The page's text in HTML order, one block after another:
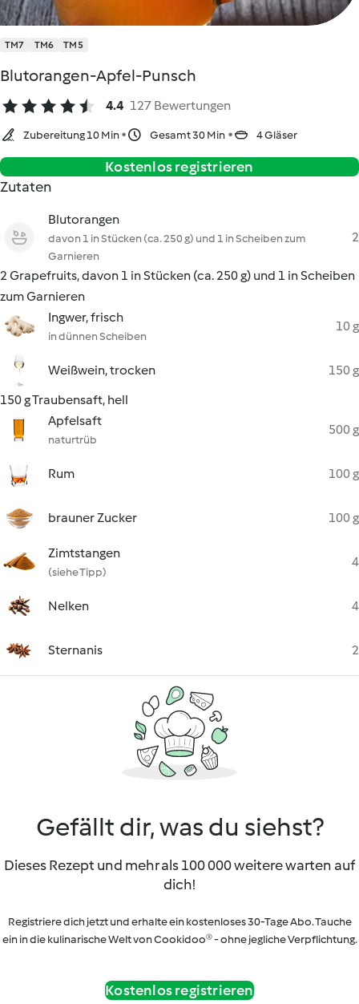
TM7 TM6 TM5
Blutorangen-Apfel-Punsch
4.4 127 Bewertungen
Zubereitung 10 Min Gesamt 30 Min 4 Gläser
Kostenlos registrieren
Zutaten
Blutorangen
davon 1 in Stücken (ca. 250 g) und 1 in Scheiben zum
Garnieren
2
2 Grapefruits, davon 1 in Stücken (ca. 250 g) und 1 in Scheiben
zum Garnieren
Ingwer, frisch
in dünnen Scheiben
10 g
Weißwein, trocken
150 g
150 g Traubensaft, hell
Apfelsaft
naturtrüb
500 g
Rum 100 g
brauner Zucker 100 g
Zimtstangen
(siehe Tipp)
4
Nelken 4
Sternanis 2
Gefällt dir, was du siehst?
Dieses Rezept und mehr als 100 000 weitere warten auf
dich!
Registriere dich jetzt und erhalte ein kostenloses 30-Tage Abo. Tauche
ein in die kulinarische Welt von Cookidoo® - ohne jegliche Verpflichtung.
Kostenlos registrieren